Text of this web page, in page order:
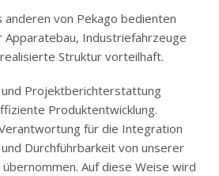
anderen von Pekago bedienten
Apparatebau, Industriefahrzeuge
Struktur vorteilhaft.
Projektberichterstattung
Produktentwicklung.
für die Integration
Durchführbarkeit von unserer
Auf diese Weise wird